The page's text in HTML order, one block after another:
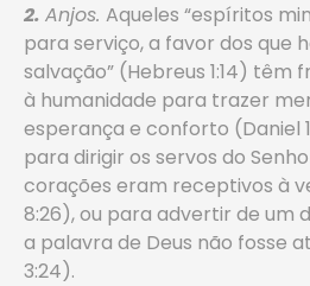
2. Anjos. Aqueles “espíritos
para serviço, a favor dos que
salvação” (Hebreus 1:14)
à humanidade para trazer
esperança e conforto (Daniel
para dirigir os servos do
corações eram receptivos à
8:26), ou para advertir de um
a palavra de Deus não fosse
3:24).